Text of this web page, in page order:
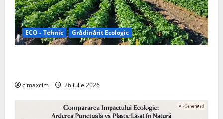
ECO - Tehnic Grădinărit Ecologic
cimaxcim 26 iulie 2026